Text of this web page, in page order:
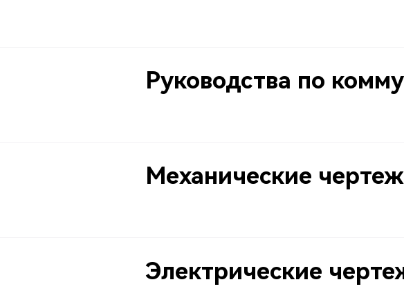
Руководства по
Механические
Электрические